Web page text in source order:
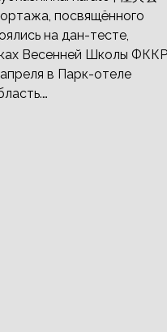
посвящённого
на дан-тесте,
Весенней Школы
в Парк-отеле